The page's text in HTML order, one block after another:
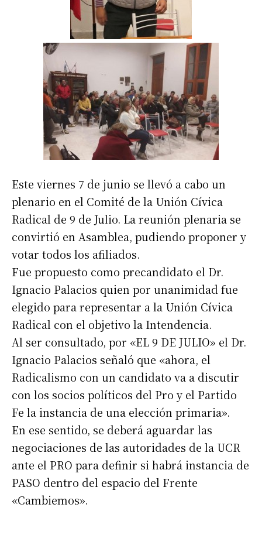
Este viernes 7 de junio se llevó a cabo un
plenario en el Comité de la Unión Cívica
Radical de 9 de Julio. La reunión plenaria se
convirtió en Asamblea, pudiendo proponer y
votar todos los afiliados.
Fue propuesto como precandidato el Dr.
Ignacio Palacios quien por unanimidad fue
elegido para representar a la Unión Cívica
Radical con el objetivo la Intendencia.
Al ser consultado, por «EL 9 DE JULIO» el Dr.
Ignacio Palacios señaló que «ahora, el
Radicalismo con un candidato va a discutir
con los socios políticos del Pro y el Partido
Fe la instancia de una elección primaria».
En ese sentido, se deberá aguardar las
negociaciones de las autoridades de la UCR
ante el PRO para definir si habrá instancia de
PASO dentro del espacio del Frente
«Cambiemos».